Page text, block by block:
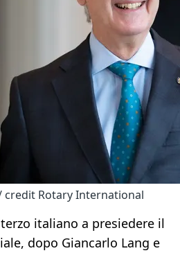
credit Rotary International
italiano a presiedere il
dopo Giancarlo Lang e